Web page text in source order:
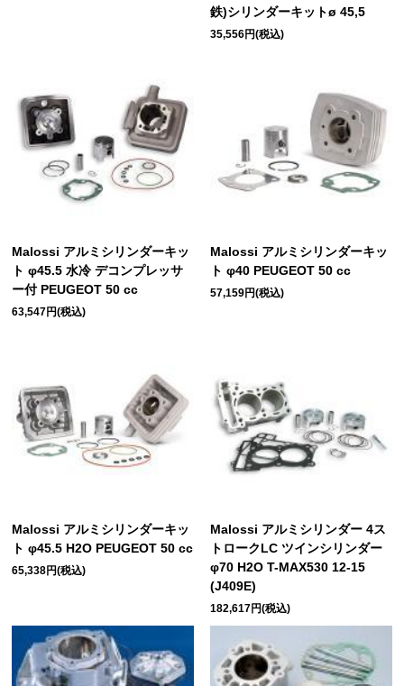
鉄)シリンダーキットø 45,5
35,556円(税込)
Malossi アルミシリンダーキッ
ト φ45.5 水冷 デコンプレッサ
ー付 PEUGEOT 50 cc
63,547円(税込)
Malossi アルミシリンダーキッ
ト φ40 PEUGEOT 50 cc
57,159円(税込)
Malossi アルミシリンダーキッ
ト φ45.5 H2O PEUGEOT 50 cc
65,338円(税込)
Malossi アルミシリンダー 4ス
トロークLC ツインシリンダー
φ70 H2O T-MAX530 12-15
(J409E)
182,617円(税込)